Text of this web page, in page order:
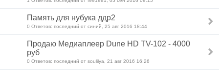
Память для нубука ддр2
0 Ответов: последний от синий, 25 авг 2016 18:44
Продаю Медиаплеер Dune HD TV-102 - 4000
руб
0 Ответов: последний от soulilya, 21 авг 2016 16:26